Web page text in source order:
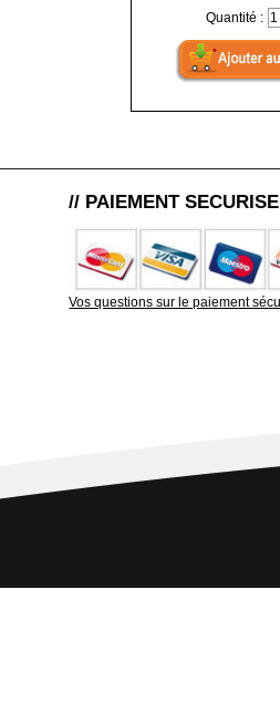
Quantité :
// PAIEMENT SECURISE
Vos questions sur le paiement